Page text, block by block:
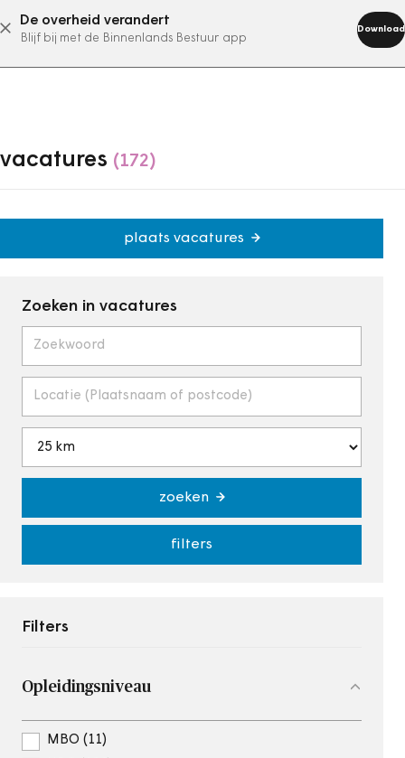
De overheid verandert
Blijf bij met de Binnenlands Bestuur app
Download
vacatures (172)
plaats vacatures
Zoeken in vacatures
zoeken
filters
Filters
Opleidingsniveau
MBO (11)